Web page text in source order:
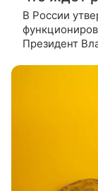
В России
Президент